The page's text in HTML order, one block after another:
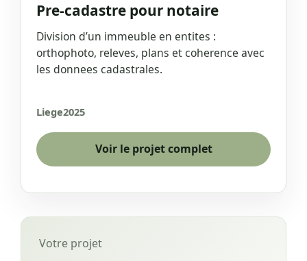
Pre-cadastre pour notaire
Division d’un immeuble en entites :
orthophoto, releves, plans et coherence avec
les donnees cadastrales.
Liege2025
Voir le projet complet
Votre projet